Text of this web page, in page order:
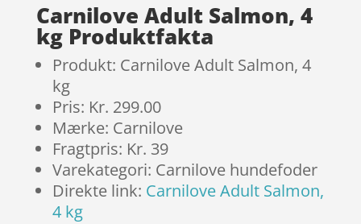
Carnilove Adult Salmon, 4
kg Produktfakta
Produkt: Carnilove Adult Salmon, 4
kg
Pris: Kr. 299.00
Mærke: Carnilove
Fragtpris: Kr. 39
Varekategori: Carnilove hundefoder
Direkte link: Carnilove Adult Salmon,
4 kg